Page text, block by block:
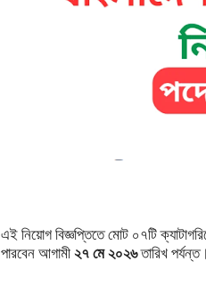
এই নিয়োগ বিজ্ঞপ্তিতে মোট ০৭টি
পারবেন আগামী২৭ মে ২০২৬তারিখ পর্যন্ত।